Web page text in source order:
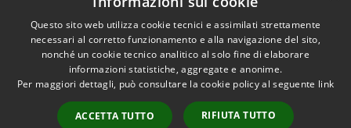
Accessibilità
Copyright © 2026 • Comune di
Casciana Terme Lari • Powered
byMunicipium
Accesso
Questo sito web utilizza cookie tecnici e assimilati strettamente
necessari al corretto funzionamento e alla navigazione del sito,
nonché un cookie tecnico analitico al solo fine di elaborare
informazioni statistiche, aggregate e anonime.
Per maggiori dettagli, può consultare la cookie policy al seguente link
ACCETTA TUTTO RIFIUTA TUTTO